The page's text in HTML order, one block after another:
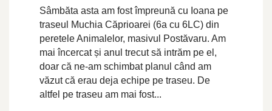
Sâmbăta asta am fost împreună cu Ioana pe
traseul Muchia Căprioarei (6a cu 6LC) din
peretele Animalelor, masivul Postăvaru. Am
mai încercat și anul trecut să intrăm pe el,
doar că ne-am schimbat planul când am
văzut că erau deja echipe pe traseu. De
altfel pe traseu am mai fost...